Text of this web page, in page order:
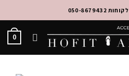
050-8679432
0